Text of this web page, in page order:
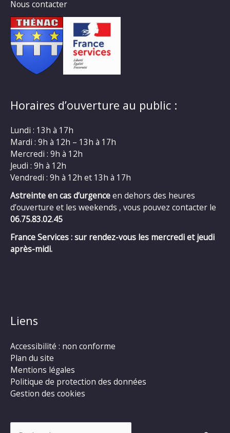
Nous contacter
Horaires d’ouverture au public :
Lundi : 13h à 17h
Mardi : 9h à 12h – 13h à 17h
Mercredi : 9h à 12h
Jeudi : 9h à 12h
Vendredi : 9h à 12h et 13h à 17h
Astreinte en cas d’urgenceen dehors des heures
d’ouverture et les weekends , vous pouvez contacter le
06.75.83.02.45
France Services : sur rendez-vous les mercredi et jeudi
après-midi.
Liens
Accessibilité : non conforme
Plan du site
Mentions légales
Politique de protection des données
Gestion des cookies